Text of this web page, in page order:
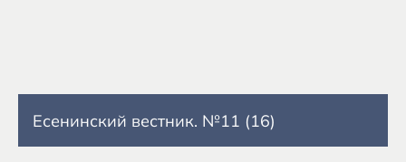
Есенинский вестник. №11 (16)